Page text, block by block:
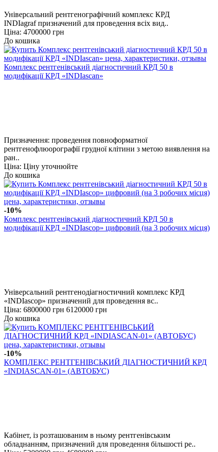
Універсальний рентгенографічний комплекс КРД
INDIagraf призначений для проведення всіх вид..
Ціна: 4700000 грн
До кошика
Комплекс рентгенівський діагностичний КРД 50 в
модифікації КРД «INDIascan»
Призначення: проведення повноформатної
рентгенофлюорографії грудної клітини з метою виявлення на
ран..
Ціна: Ціну уточнюйте
До кошика
-10%
Комплекс рентгенівський діагностичний КРД 50 в
модифікації КРД «INDIascop» цифровий (на 3 робочих місця)
Універсальний рентгенодіагностичний комплекс КРД
«INDIascop» призначений для проведення вс..
Ціна: 6800000 грн 6120000 грн
До кошика
-10%
КОМПЛЕКС РЕНТГЕНІВСЬКИЙ ДІАГНОСТИЧНИЙ КРД
«INDIASCAN-01» (АВТОБУС)
Кабінет, із розташованим в ньому рентгенівським
обладнанням, призначений для проведення більшості ре..